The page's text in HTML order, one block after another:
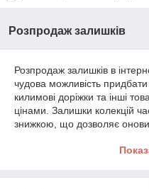
Розпродаж залишків
Розпродаж залишків в
чудова можливість придбати
килимові доріжки та інші
цінами. Залишки колекцій
знижкою, що дозволяє
Переваги розпродажу
Економія на покупці: